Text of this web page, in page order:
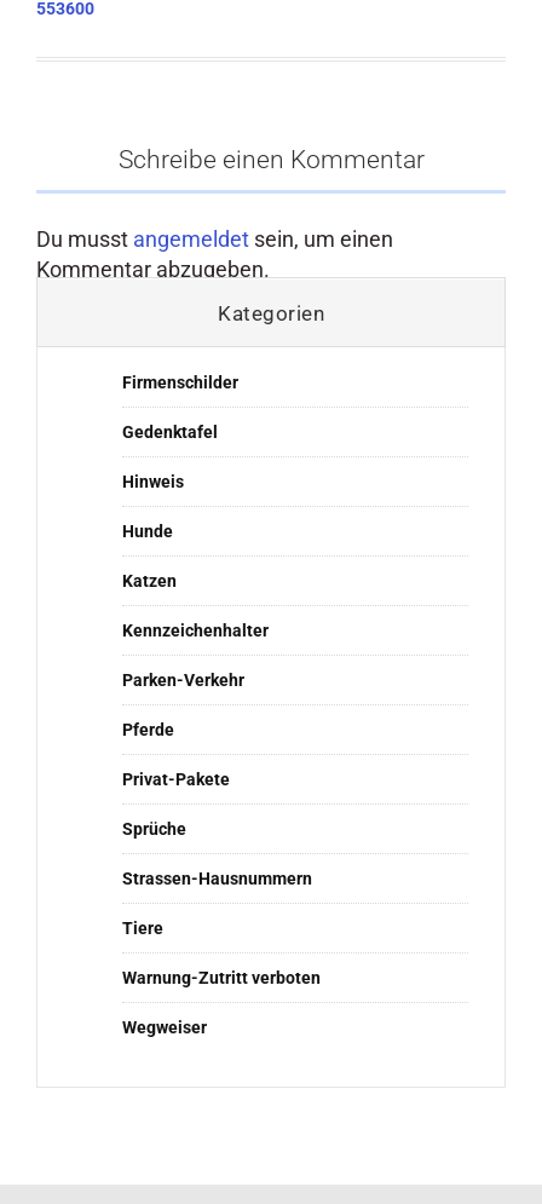
553600
Schreibe einen Kommentar
Du musst angemeldet sein, um einen
Kommentar abzugeben.
Kategorien
Firmenschilder
Gedenktafel
Hinweis
Hunde
Katzen
Kennzeichenhalter
Parken-Verkehr
Pferde
Privat-Pakete
Sprüche
Strassen-Hausnummern
Tiere
Warnung-Zutritt verboten
Wegweiser